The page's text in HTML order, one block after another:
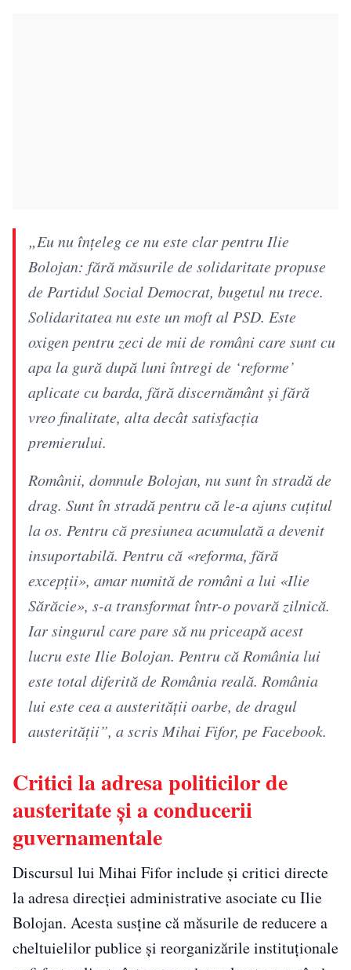
„Eu nu înțeleg ce nu este clar pentru Ilie
Bolojan: fără măsurile de solidaritate propuse
de Partidul Social Democrat, bugetul nu trece.
Solidaritatea nu este un moft al PSD. Este
oxigen pentru zeci de mii de români care sunt cu
apa la gură după luni întregi de ‘reforme’
aplicate cu barda, fără discernământ și fără
vreo finalitate, alta decât satisfacția
premierului.
Românii, domnule Bolojan, nu sunt în stradă de
drag. Sunt în stradă pentru că le-a ajuns cuțitul
la os. Pentru că presiunea acumulată a devenit
insuportabilă. Pentru că «reforma, fără
excepții», amar numită de români a lui «Ilie
Sărăcie», s-a transformat într-o povară zilnică.
Iar singurul care pare să nu priceapă acest
lucru este Ilie Bolojan. Pentru că România lui
este total diferită de România reală. România
lui este cea a austerității oarbe, de dragul
austerității”, a scris Mihai Fifor, pe Facebook.
Critici la adresa politicilor de
austeritate și a conducerii
guvernamentale
Discursul lui Mihai Fifor include și critici directe
la adresa direcției administrative asociate cuIlie
Bolojan. Acesta susține că măsurile de reducere a
cheltuielilor publice și reorganizările instituționale